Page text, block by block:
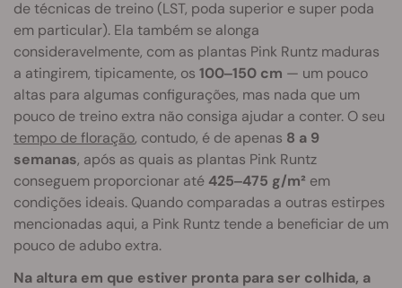
de técnicas de treino (LST, poda superior e super poda
em particular). Ela também se alonga
consideravelmente, com as plantas Pink Runtz maduras
a atingirem, tipicamente, os 100‒150 cm — um pouco
altas para algumas configurações, mas nada que um
pouco de treino extra não consiga ajudar a conter. O seu
tempo de floração, contudo, é de apenas 8 a 9
semanas, após as quais as plantas Pink Runtz
conseguem proporcionar até 425‒475 g/m² em
condições ideais. Quando comparadas a outras estirpes
mencionadas aqui, a Pink Runtz tende a beneficiar de um
pouco de adubo extra.
Na altura em que estiver pronta para ser colhida, a